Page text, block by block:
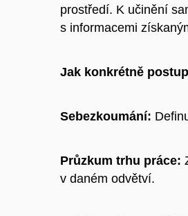
prostředí. K učinění
s informacemi
Jak konkrétně
Sebezkoumání:
Průzkum trhu práce:
v daném odvětví.